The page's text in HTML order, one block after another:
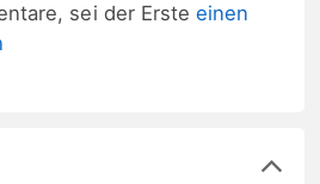
sei der Ersteeinen